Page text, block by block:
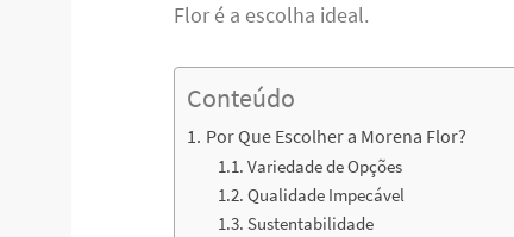
Flor é a escolha ideal.
Conteúdo
Por Que Escolher a Morena Flor?
Variedade de Opções
Qualidade Impecável
Sustentabilidade